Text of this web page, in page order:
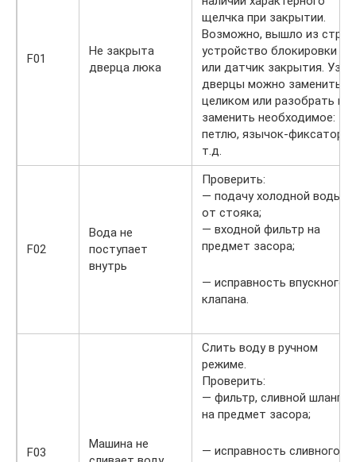
F01
Не закрыта
дверца люка
щелчка при закрытии.
Возможно, вышло из строя
устройство блокировки
или датчик закрытия. Узел
дверцы можно заменить
целиком или разобрать и
заменить необходимое:
петлю, язычок-фиксатор и
т.д.
F02
Вода не
поступает
внутрь
Проверить:
— подачу холодной воды
от стояка;
— входной фильтр на
предмет засора;
— исправность впускного
клапана.
F03
Машина не
Слить воду в ручном
режиме.
Проверить:
— фильтр, сливной шланг
на предмет засора;
— исправность сливного